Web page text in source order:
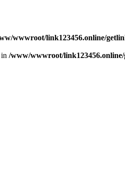
wwwroot/link123456.online/
/www/wwwroot/